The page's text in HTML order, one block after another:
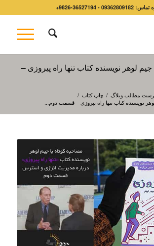
- 36527194-9826+
لوهر نویسنده کتاب تنها راه پیروزی –
مطالب وبلاگ / چاپ کتاب /
نویسنده کتاب تنها راه پیروزی – قسمت دوم...